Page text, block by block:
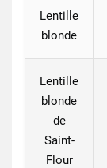
Lentille
blonde
Lentille
blonde
de
Saint-
Flour